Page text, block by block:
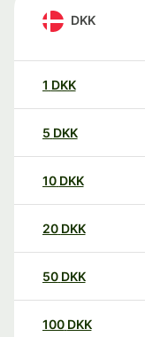
DKK
1 DKK
5 DKK
10 DKK
20 DKK
50 DKK
100 DKK